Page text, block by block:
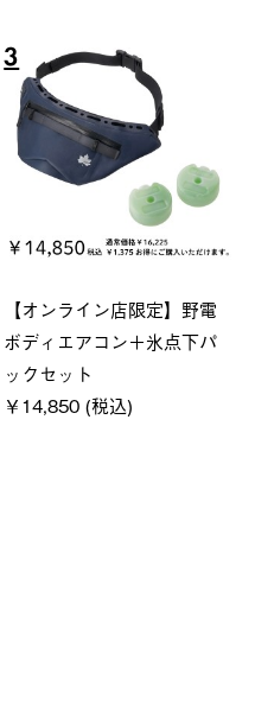
3
【オンライン店限定】野電
ボディエアコン＋氷点下パ
ックセット
￥14,850 (税込)